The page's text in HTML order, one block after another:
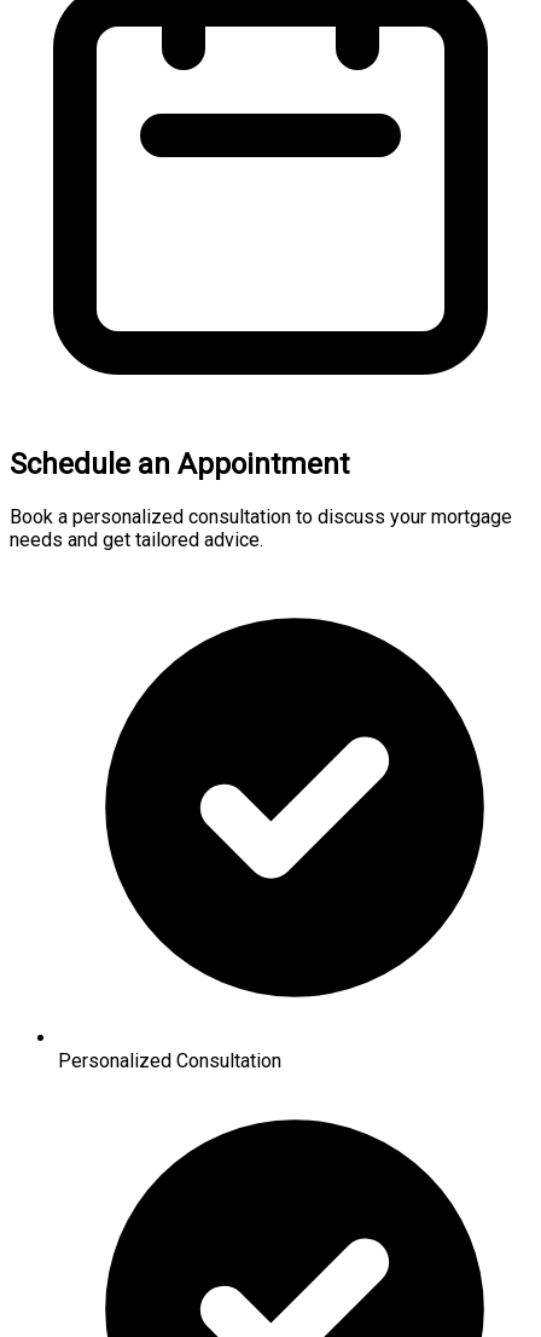
Schedule an Appointment
Book a personalized consultation to discuss your mortgage
needs and get tailored advice.
Personalized Consultation